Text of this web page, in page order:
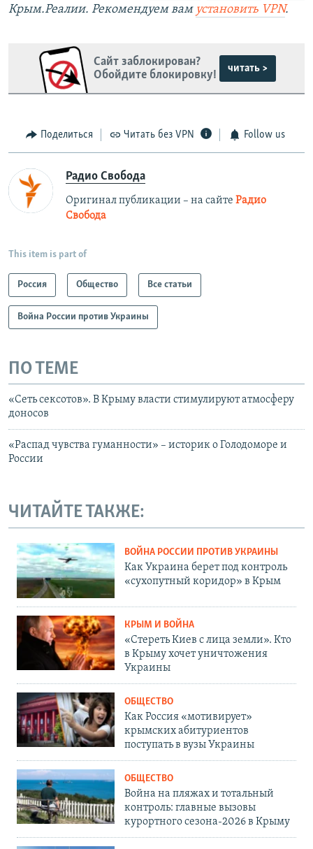
Крым.Реалии. Рекомендуем вам установить VPN.
Сайт заблокирован?
Обойдите блокировку!
читать >
Поделиться Читать без VPN Follow us
Радио Свобода
Оригинал публикации – на сайте Радио
Свобода
This item is part of
Россия Общество Все статьи
Война России против Украины
ПО ТЕМЕ
«Сеть сексотов». В Крыму власти стимулируют атмосферу
доносов
«Распад чувства гуманности» – историк о Голодоморе и
России
ЧИТАЙТЕ ТАКЖЕ:
ВОЙНА РОССИИ ПРОТИВ УКРАИНЫ
Как Украина берет под контроль
«сухопутный коридор» в Крым
КРЫМ И ВОЙНА
«Стереть Киев с лица земли». Кто
в Крыму хочет уничтожения
Украины
ОБЩЕСТВО
Как Россия «мотивирует»
крымских абитуриентов
поступать в вузы Украины
ОБЩЕСТВО
Война на пляжах и тотальный
контроль: главные вызовы
курортного сезона-2026 в Крыму